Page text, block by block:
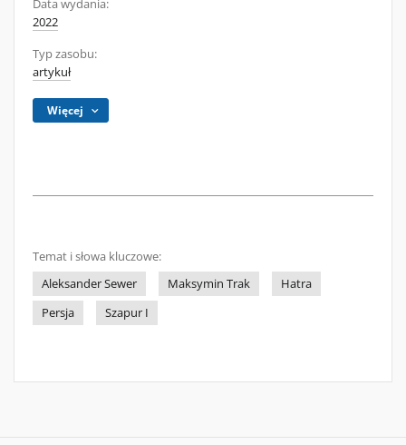
Data wydania:
2022
Typ zasobu:
artykuł
Więcej
Temat i słowa kluczowe:
Aleksander Sewer
Maksymin Trak
Hatra
Persja
Szapur I